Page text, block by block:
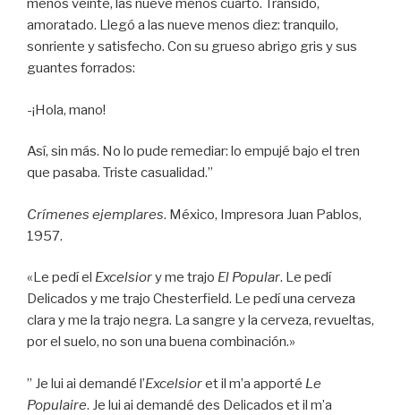
menos veinte, las nueve menos cuarto. Transido,
amoratado. Llegó a las nueve menos diez: tranquilo,
sonriente y satisfecho. Con su grueso abrigo gris y sus
guantes forrados:
-¡Hola, mano!
Así, sin más. No lo pude remediar: lo empujé bajo el tren
que pasaba. Triste casualidad.”
Crímenes ejemplares. México, Impresora Juan Pablos,
1957.
«Le pedí el Excelsiory me trajo El Popular. Le pedí
Delicados y me trajo Chesterfield. Le pedí una cerveza
clara y me la trajo negra. La sangre y la cerveza, revueltas,
por el suelo, no son una buena combinación.»
” Je lui ai demandé l’Excelsioret il m’a apporté Le
Populaire. Je lui ai demandé des Delicados et il m’a